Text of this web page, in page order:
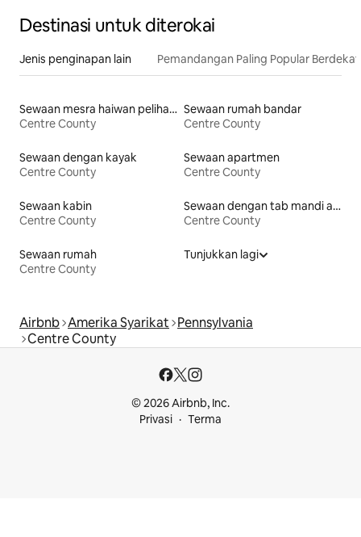
Destinasi untuk diterokai
Jenis penginapan lain Pemandangan Paling Popular
Sewaan mesra haiwan peliharaan
Centre County
Sewaan rumah bandar
Centre County
Sewaan dengan kayak
Centre County
Sewaan apartmen
Centre County
Sewaan kabin
Centre County
Sewaan dengan tab mandi air panas
Centre County
Sewaan rumah
Centre County
Tunjukkan lagi
Airbnb Amerika Syarikat Pennsylvania
Centre County
© 2026 Airbnb, Inc.
Privasi
Terma